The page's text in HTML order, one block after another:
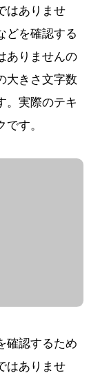
はありませ
どを確認する
ありませんの
大きさ文字数
。実際のテキ
す。
確認するため
はありませ